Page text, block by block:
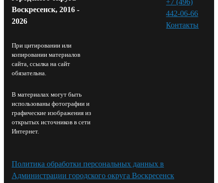
Воскресенск, 2016 -
2026
При цитировании или
копировании материалов
сайта, ссылка на сайт
обязательна.
В материалах могут быть
использованы фотографии и
графические изображения из
открытых источников в сети
Интернет.
442-06-66
Контакты⁠
Политика обработки персональных данных в
Администрации городского округа Воскресенск